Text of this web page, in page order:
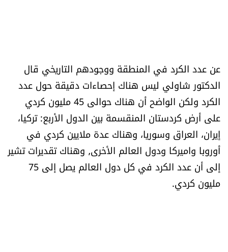
عن عدد الكرد في المنطقة ووجودهم التاريخي قال
الدكتور شاولي ليس هناك إحصاءات دقيقة حول عدد
الكرد ولكن الواضح أن هناك حوالى 45 مليون كردي
على أرض كردستان المنقسمة بين الدول الأربع: تركيا،
إيران، العراق وسوريا، وهناك عدة ملايين كردي في
أوروبا واميركا ودول العالم الأخرى٫ وهناك تقديرات تشير
إلى أن عدد الكرد في كل دول العالم يصل إلى 75
مليون كردي.